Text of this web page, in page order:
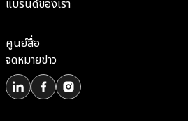
แบรนด์ของเรา
ศูนย์สื่อ
จดหมายข่าว